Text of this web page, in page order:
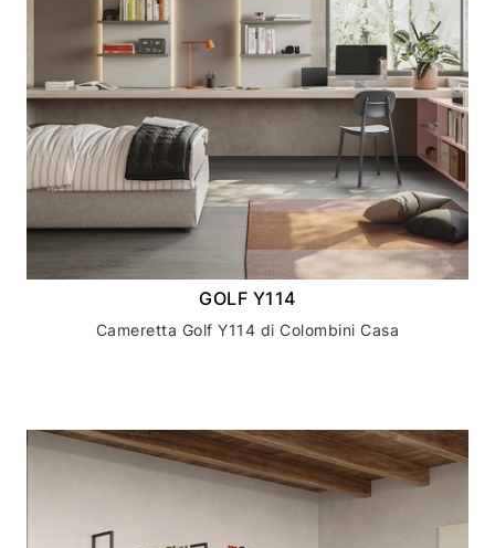
GOLF Y114
Cameretta Golf Y114 di Colombini Casa